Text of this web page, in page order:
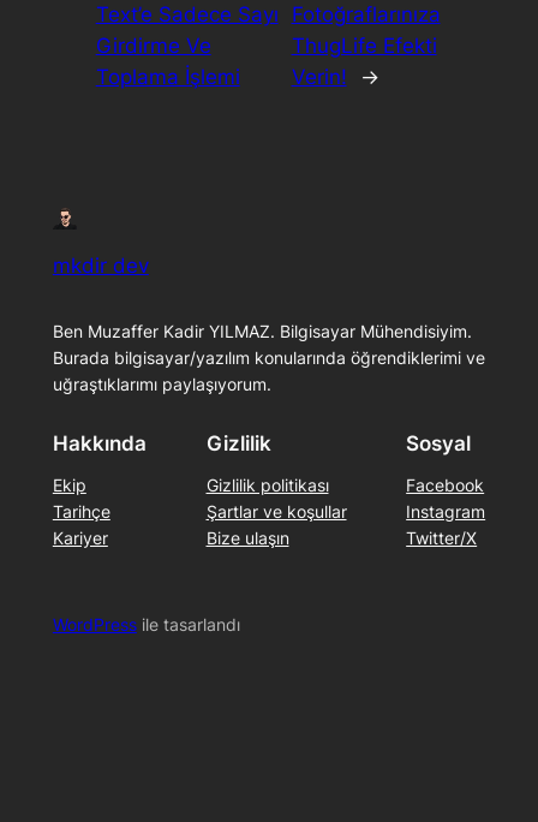
Text’e Sadece Sayı
Girdirme Ve
Toplama İşlemi
Fotoğraflarınıza
ThugLife Efekti
Verin!
→
mkdir dev
Ben Muzaffer Kadir YILMAZ. Bilgisayar Mühendisiyim.
Burada bilgisayar/yazılım konularında öğrendiklerimi ve
uğraştıklarımı paylaşıyorum.
Hakkında
Ekip
Tarihçe
Kariyer
Gizlilik
Gizlilik politikası
Şartlar ve koşullar
Bize ulaşın
Sosyal
Facebook
Instagram
Twitter/X
WordPressile tasarlandı